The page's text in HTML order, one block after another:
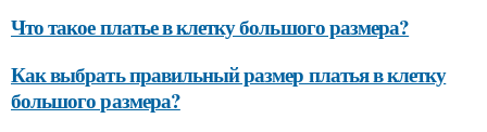
Что такое платье в клетку большого размера?
Как выбрать правильный размер платья в клетку
большого размера?